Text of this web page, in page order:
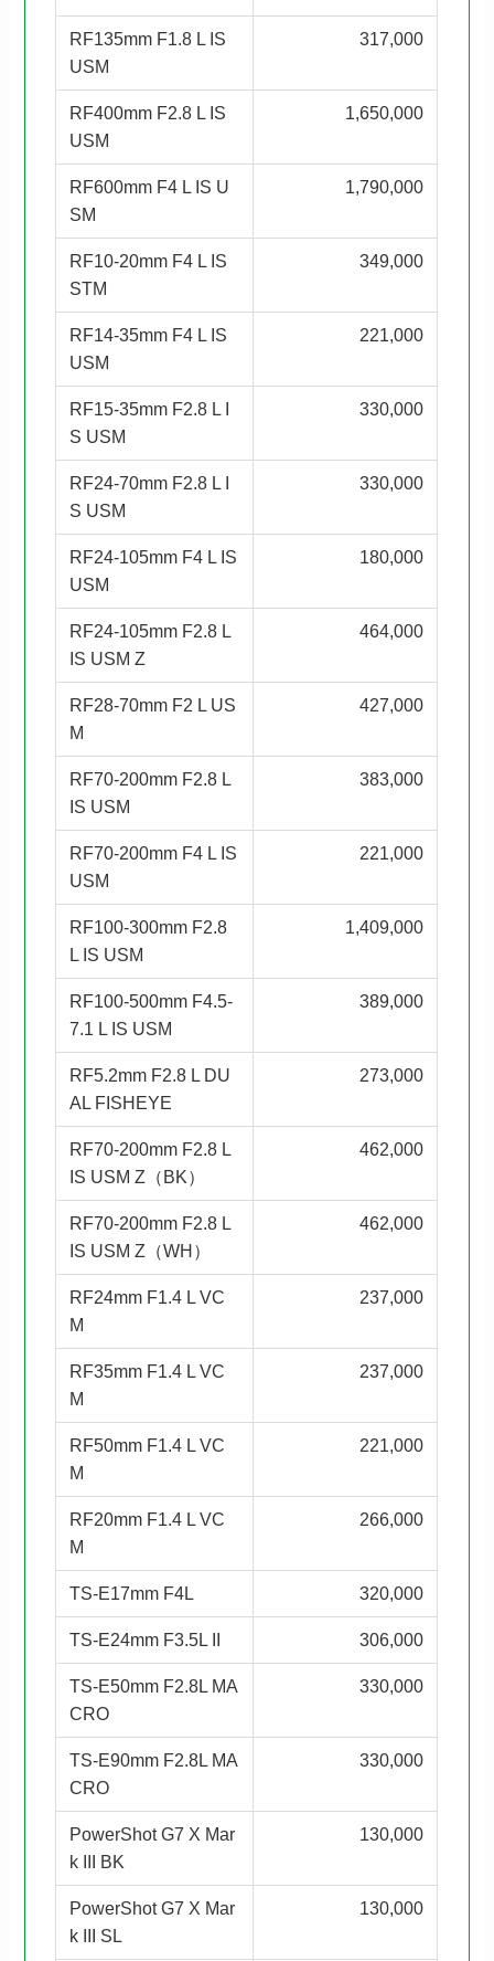
RF135mm F1.8 L IS
USM
317,000
RF400mm F2.8 L IS
USM
1,650,000
RF600mm F4 L IS U
SM
1,790,000
RF10-20mm F4 L IS
STM
349,000
RF14-35mm F4 L IS
USM
221,000
RF15-35mm F2.8 L I
S USM
330,000
RF24-70mm F2.8 L I
S USM
330,000
RF24-105mm F4 L IS
USM
180,000
RF24-105mm F2.8 L
IS USM Z
464,000
RF28-70mm F2 L US
M
427,000
RF70-200mm F2.8 L
IS USM
383,000
RF70-200mm F4 L IS
USM
221,000
RF100-300mm F2.8
L IS USM
1,409,000
RF100-500mm F4.5-
7.1 L IS USM
389,000
RF5.2mm F2.8 L DU
AL FISHEYE
273,000
RF70-200mm F2.8 L
IS USM Z（BK）
462,000
RF70-200mm F2.8 L
IS USM Z（WH）
462,000
RF24mm F1.4 L VC
M
237,000
RF35mm F1.4 L VC
M
237,000
RF50mm F1.4 L VC
M
221,000
RF20mm F1.4 L VC
M
266,000
TS-E17mm F4L 320,000
TS-E24mm F3.5L II 306,000
TS-E50mm F2.8L MA
CRO
330,000
TS-E90mm F2.8L MA
CRO
330,000
PowerShot G7 X Mar
k III BK
130,000
PowerShot G7 X Mar
k III SL
130,000